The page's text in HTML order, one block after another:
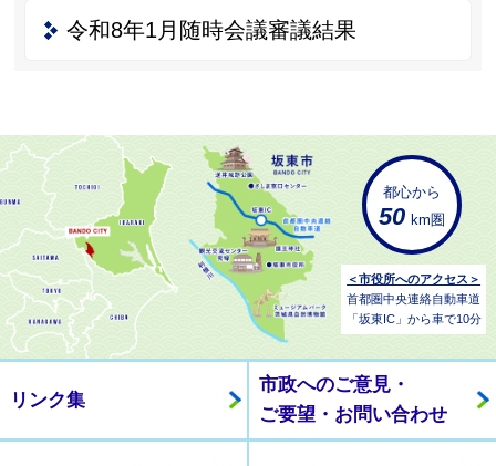
令和8年1月随時会議審議結果
都心から
50 km圏
＜市役所へのアクセス＞
首都圏中央連絡自動車道
「坂東IC」から車で10分
リンク集
市政へのご意見・
ご要望・お問い合わせ